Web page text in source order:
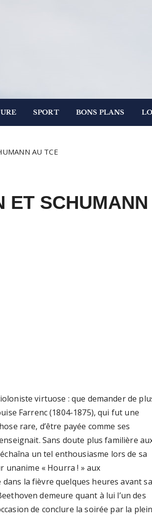
SPORT BONS PLANS
AU TCE
ET SCHUMANN
virtuose : que demander de
Farrenc (1804-1875), qui fut une
rare, d’être payée comme ses
Sans doute plus familière
un tel enthousiasme lors de sa
unanime « Hourra ! » aux
la fièvre quelques heures avant sa
demeure quant à lui l’un des
de conclure la soirée par la